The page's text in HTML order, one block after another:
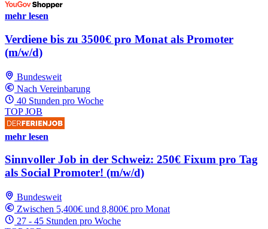
mehr lesen
Verdiene bis zu 3500€ pro Monat als Promoter
(m/w/d)
Bundesweit
Nach Vereinbarung
40 Stunden pro Woche
TOP JOB
mehr lesen
Sinnvoller Job in der Schweiz: 250€ Fixum pro Tag
als Social Promoter! (m/w/d)
Bundesweit
Zwischen 5,400€ und 8,800€ pro Monat
27 - 45 Stunden pro Woche